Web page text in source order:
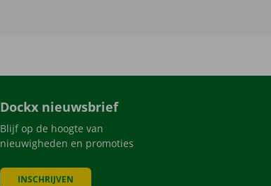
Dockx nieuwsbrief
Blijf op de hoogte van
nieuwigheden en promoties
INSCHRIJVEN